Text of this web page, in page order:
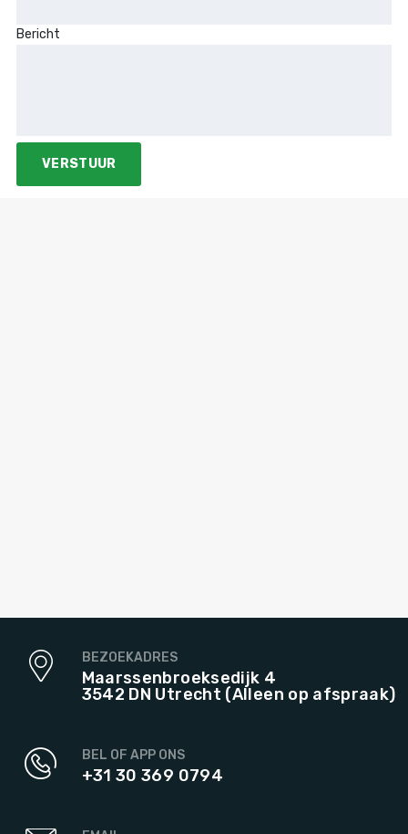
Bericht
BEZOEKADRES
Maarssenbroeksedijk 4
3542 DN Utrecht (Alleen op afspraak)
BEL OF APP ONS
+31 30 369 0794